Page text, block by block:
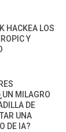
HACKEA LOS
Y
MILAGRO
DE
UNA
DE IA?